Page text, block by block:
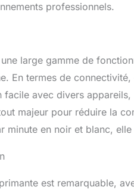
professionnels.
large gamme de
En termes de
avec divers
majeur pour réduire la
minute en noir et blanc,
est remarquable,